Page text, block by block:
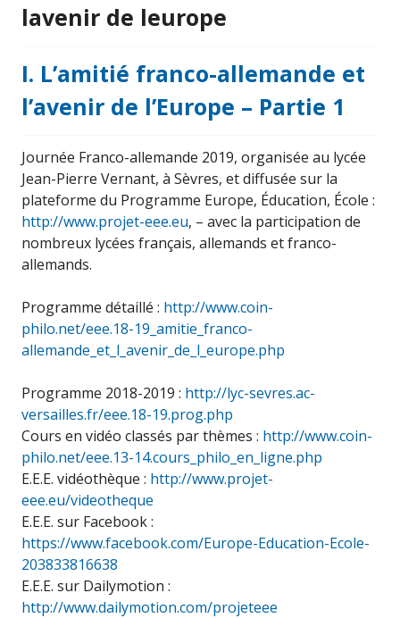
lavenir de leurope
I. L’amitié franco-allemande et
l’avenir de l’Europe – Partie 1
Journée Franco-allemande 2019, organisée au lycée
Jean-Pierre Vernant, à Sèvres, et diffusée sur la
plateforme du Programme Europe, Éducation, École :
http://www.projet-eee.eu, – avec la participation de
nombreux lycées français, allemands et franco-
allemands.
Programme détaillé : http://www.coin-
philo.net/eee.18-19_amitie_franco-
allemande_et_l_avenir_de_l_europe.php
Programme 2018-2019 : http://lyc-sevres.ac-
versailles.fr/eee.18-19.prog.php
Cours en vidéo classés par thèmes : http://www.coin-
philo.net/eee.13-14.cours_philo_en_ligne.php
E.E.E. vidéothèque : http://www.projet-
eee.eu/videotheque
E.E.E. sur Facebook :
https://www.facebook.com/Europe-Education-Ecole-
203833816638
E.E.E. sur Dailymotion :
http://www.dailymotion.com/projeteee